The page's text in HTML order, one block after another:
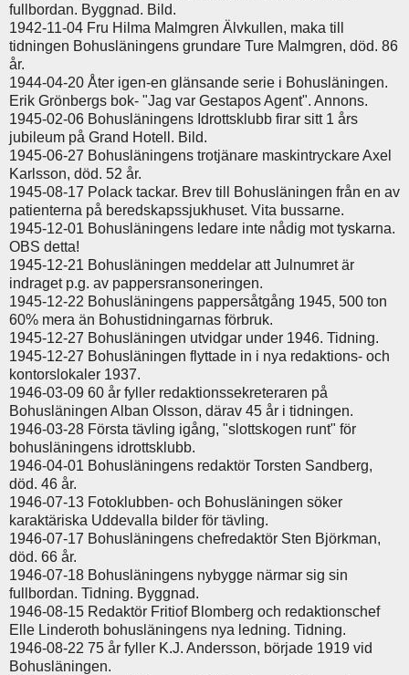
fullbordan. Byggnad. Bild.
1942-11-04 Fru Hilma Malmgren Älvkullen, maka till
tidningen Bohusläningens grundare Ture Malmgren, död. 86
år.
1944-04-20 Åter igen-en glänsande serie i Bohusläningen.
Erik Grönbergs bok- "Jag var Gestapos Agent". Annons.
1945-02-06 Bohusläningens Idrottsklubb firar sitt 1 års
jubileum på Grand Hotell. Bild.
1945-06-27 Bohusläningens trotjänare maskintryckare Axel
Karlsson, död. 52 år.
1945-08-17 Polack tackar. Brev till Bohusläningen från en av
patienterna på beredskapssjukhuset. Vita bussarne.
1945-12-01 Bohusläningens ledare inte nådig mot tyskarna.
OBS detta!
1945-12-21 Bohusläningen meddelar att Julnumret är
indraget p.g. av pappersransoneringen.
1945-12-22 Bohusläningens pappersåtgång 1945, 500 ton
60% mera än Bohustidningarnas förbruk.
1945-12-27 Bohusläningen utvidgar under 1946. Tidning.
1945-12-27 Bohusläningen flyttade in i nya redaktions- och
kontorslokaler 1937.
1946-03-09 60 år fyller redaktionssekreteraren på
Bohusläningen Alban Olsson, därav 45 år i tidningen.
1946-03-28 Första tävling igång, "slottskogen runt" för
bohusläningens idrottsklubb.
1946-04-01 Bohusläningens redaktör Torsten Sandberg,
död. 46 år.
1946-07-13 Fotoklubben- och Bohusläningen söker
karaktäriska Uddevalla bilder för tävling.
1946-07-17 Bohusläningens chefredaktör Sten Björkman,
död. 66 år.
1946-07-18 Bohusläningens nybygge närmar sig sin
fullbordan. Tidning. Byggnad.
1946-08-15 Redaktör Fritiof Blomberg och redaktionschef
Elle Linderoth bohusläningens nya ledning. Tidning.
1946-08-22 75 år fyller K.J. Andersson, började 1919 vid
Bohusläningen.